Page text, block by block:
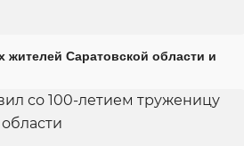
жителей Саратовской области и